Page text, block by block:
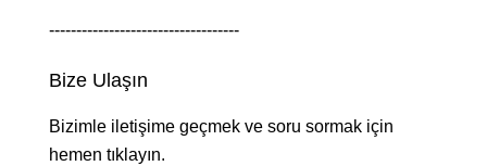
-----------------------------------
Bize Ulaşın
Bizimle iletişime geçmek ve soru sormak için
hemen tıklayın.